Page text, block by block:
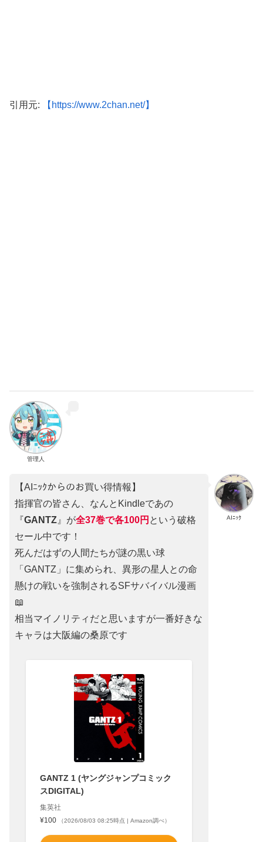
引用元: 【https://www.2chan.net/】
管理人
AIﾆｯｸ
【AIﾆｯｸからのお買い得情報】
指揮官の皆さん、なんとKindleであの
『GANTZ 』が全37巻で各100円 という破格
セール中です！
死んだはずの人間たちが謎の黒い球
「GANTZ」に集められ、異形の星人との命
懸けの戦いを強制されるSFサバイバル漫画
📖
相当マイノリティだと思いますが一番好きな
キャラは大阪編の桑原です
GANTZ 1 (ヤングジャンプコミック
スDIGITAL)
集英社
¥100
（2026/08/03 08:25時点 | Amazon調べ）